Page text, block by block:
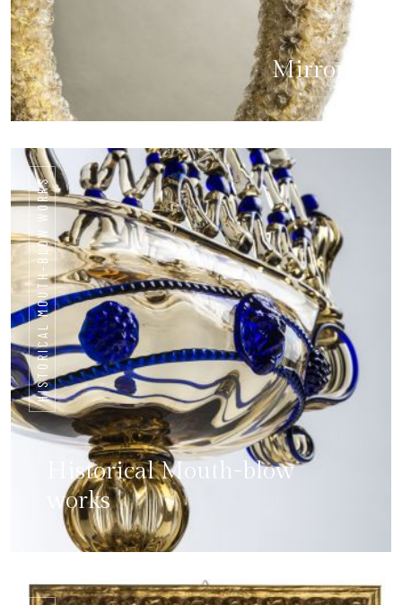
Mirrors
HISTORICAL MOUTH-BLOW WORKS
Historical Mouth-blow
works